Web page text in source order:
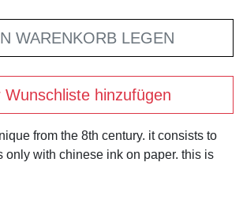
WARENKORB LEGEN
Wunschliste hinzufügen
from the 8th century. it consists to
only with chinese ink on paper. this is